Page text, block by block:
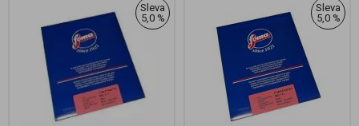
Sleva
5,0 %
Sleva
5,0 %